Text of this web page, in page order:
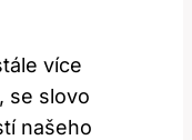
více
se slovo
‌našeho